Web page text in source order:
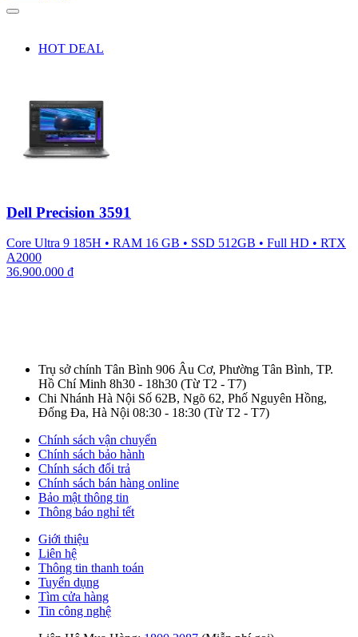
HOT DEAL
Dell Precision 3591
Core Ultra 9 185H • RAM 16 GB • SSD 512GB • Full HD • RTX
A2000
36.900.000 ₫
Trụ sở chính Tân Bình 906 Âu Cơ, Phường Tân Bình, TP.
Hồ Chí Minh 8h30 - 18h30 (Từ T2 - T7)
Chi Nhánh Hà Nội Số 62B, Ngõ 62, Phố Nguyên Hồng,
Đống Đa, Hà Nội 08:30 - 18:30 (Từ T2 - T7)
Chính sách vận chuyển
Chính sách bảo hành
Chính sách đổi trả
Chính sách bán hàng online
Bảo mật thông tin
Thông báo nghỉ tết
Giới thiệu
Liên hệ
Thông tin thanh toán
Tuyển dụng
Tìm cửa hàng
Tin công nghệ